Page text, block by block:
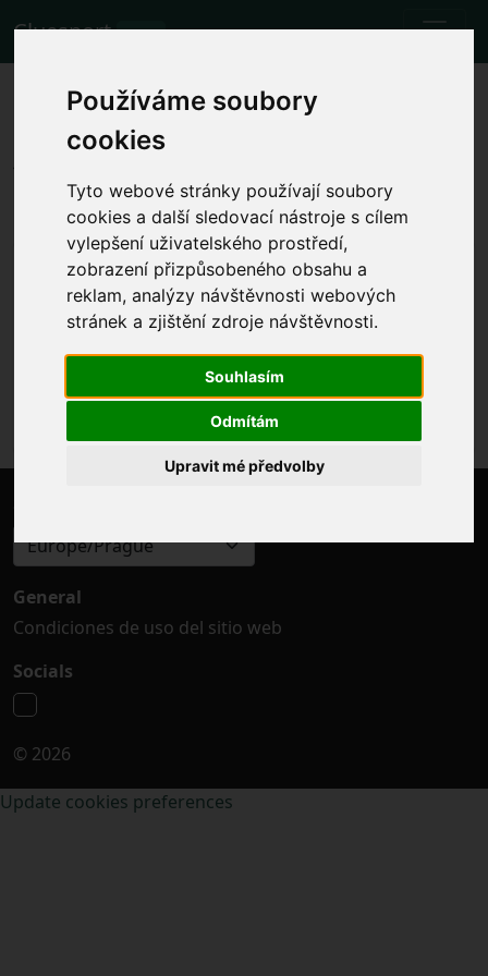
Používáme soubory
cookies
Tyto webové stránky používají soubory
cookies a další sledovací nástroje s cílem
vylepšení uživatelského prostředí,
zobrazení přizpůsobeného obsahu a
reklam, analýzy návštěvnosti webových
stránek a zjištění zdroje návštěvnosti.
Souhlasím
Odmítám
Upravit mé předvolby
Cluesport BETA
Los mejores billetes de avión y
entradas para el partido de
fútbol Juventus FC vs Sevilla.
Partidos 11.5.2023 Juventus FC - Sevilla
Mostrar la hora local del partido
jue 11.5.2023 21:00
Turin (Italy)
UEFA Europa League
El evento ya se ha producido. Sin embargo, puedes
probar con otro evento.
Europe/Prague
General
Condiciones de uso del sitio web
Socials
© 2026
Update cookies preferences